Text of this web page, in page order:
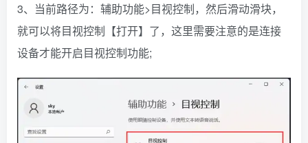
3、当前路径为：辅助功能>目视控制，然后滑动滑块，
就可以将目视控制【打开】了，这里需要注意的是连接
设备才能开启目视控制功能;